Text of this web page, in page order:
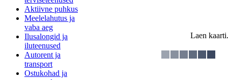
Aktiivne puhkus
Meelelahutus ja
vaba aeg
Ilusalongid ja
iluteenused
Autorent ja
transport
Ostukohad ja
Laen